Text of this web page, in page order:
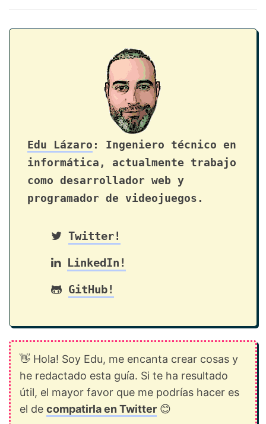
Edu Lázaro : Ingeniero técnico en
informática, actualmente trabajo
como desarrollador web y
programador de videojuegos.
Twitter!
LinkedIn!
GitHub!
👋 Hola! Soy Edu, me encanta crear cosas y
he redactado esta guía. Si te ha resultado
útil, el mayor favor que me podrías hacer es
el de compatirla en Twitter 😊